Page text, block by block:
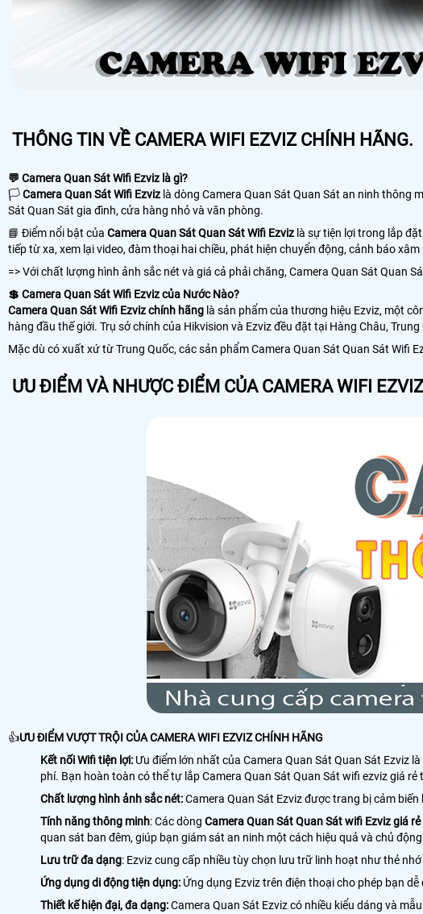
THÔNG TIN VỀ CAMERA WIFI EZVIZ CHÍNH HÃNG.
💬 Camera Quan Sát Wifi Ezviz là gì?
🏳️Camera Quan Sát Wifi Ezviz là dòng Camera Quan Sát Quan Sát an ninh
Sát Quan Sát gia đình, cửa hàng nhỏ và văn phòng.
📘 Điểm nổi bật của Camera Quan Sát Quan Sát Wifi Ezviz là sự tiện lợi trong lắp
tiếp từ xa, xem lại video, đàm thoại hai chiều, phát hiện chuyển động, cảnh báo
=> Với chất lượng hình ảnh sắc nét và giá cả phải chăng, Camera Quan Sát Quan
💲 Camera Quan Sát Wifi Ezviz của Nước Nào?
Camera Quan Sát Wifi Ezviz chính hãng là sản phẩm của thương hiệu Ezviz, một
hàng đầu thế giới. Trụ sở chính của Hikvision và Ezviz đều đặt tại Hàng Châu, Trung
Mặc dù có xuất xứ từ Trung Quốc, các sản phẩm Camera Quan Sát Quan Sát
ƯU ĐIỂM VÀ NHƯỢC ĐIỂM CỦA CAMERA WIFI
👍ƯU ĐIỂM VƯỢT TRỘI CỦA CAMERA WIFI EZVIZ CHÍNH HÃNG
Kết nối Wifi tiện lợi: Ưu điểm lớn nhất của Camera Quan Sát Quan Sát Ezviz
phí. Bạn hoàn toàn có thể tự lắp Camera Quan Sát Quan Sát wifi ezviz giá
Chất lượng hình ảnh sắc nét:Camera Quan Sát Ezviz được trang bị cảm
Tính năng thông minh: Các dòng Camera Quan Sát Quan Sát wifi Ezviz giá rẻ
quan sát ban đêm, giúp bạn giám sát an ninh một cách hiệu quả và chủ
Lưu trữ đa dạng: Ezviz cung cấp nhiều tùy chọn lưu trữ linh hoạt như thẻ
Ứng dụng di động tiện dụng: Ứng dụng Ezviz trên điện thoại cho phép bạn
Thiết kế hiện đại, đa dạng:Camera Quan Sát Ezviz có nhiều kiểu dáng và